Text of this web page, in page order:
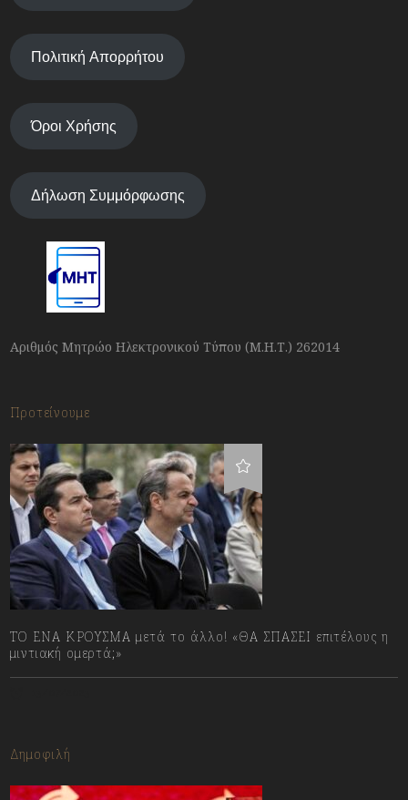
Πολιτική Απορρήτου
Όροι Χρήσης
Δήλωση Συμμόρφωσης
Αριθμός Μητρώο Ηλεκτρονικού Τύπου (Μ.Η.Τ.) 262014
Προτείνουμε
ΤΟ ΕΝΑ ΚΡΟΥΣΜΑ μετά το άλλο! «ΘΑ ΣΠΑΣΕΙ επιτέλους η
μιντιακή ομερτά;»
Δημοφιλή